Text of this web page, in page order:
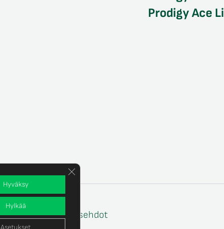
Prodigy Ace
Tilaus- ja toimitusehdot
Hyväksy
Hylkää
Asetukset
Sulje evästebanneri